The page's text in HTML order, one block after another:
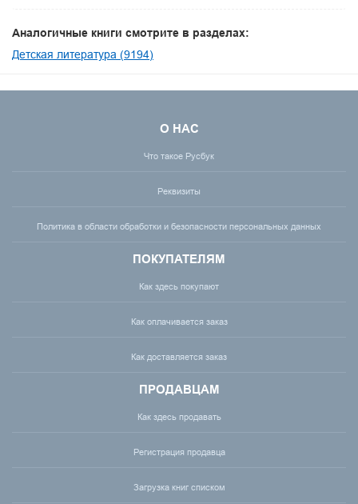
Аналогичные книги смотрите в разделах:
Детская литература (9194)
О НАС
Что такое Русбук
Реквизиты
Политика в области обработки и безопасности персональных данных
ПОКУПАТЕЛЯМ
Как здесь покупают
Как оплачивается заказ
Как доставляется заказ
ПРОДАВЦАМ
Как здесь продавать
Регистрация продавца
Загрузка книг списком